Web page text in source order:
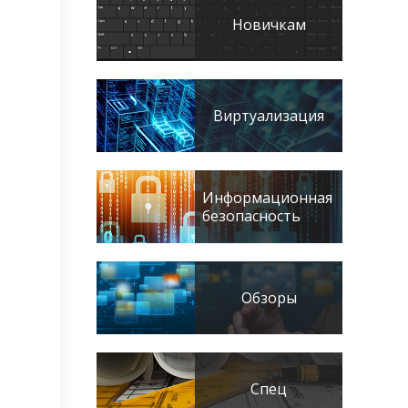
Новичкам
Виртуализация
Информационная
безопасность
Обзоры
Спец